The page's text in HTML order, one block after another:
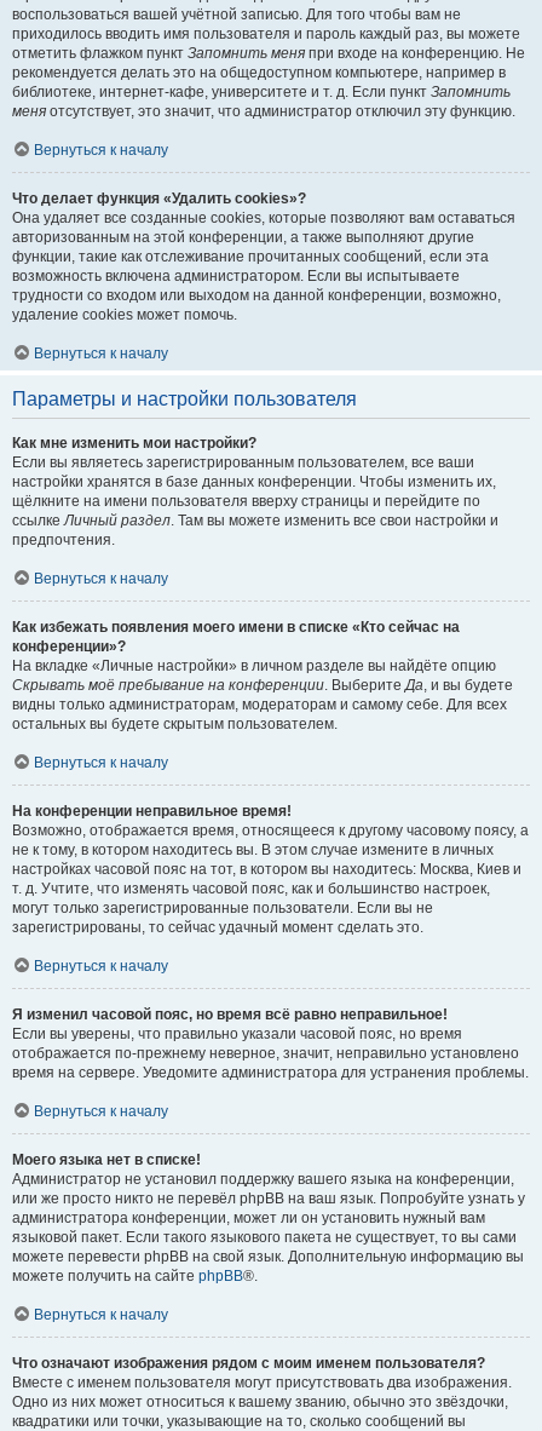
воспользоваться вашей учётной записью. Для того чтобы вам не
приходилось вводить имя пользователя и пароль каждый раз, вы можете
отметить флажком пункт Запомнить меня при входе на конференцию. Не
рекомендуется делать это на общедоступном компьютере, например в
библиотеке, интернет-кафе, университете и т. д. Если пункт Запомнить
меня отсутствует, это значит, что администратор отключил эту функцию.
Вернуться к началу
Что делает функция «Удалить cookies»?
Она удаляет все созданные cookies, которые позволяют вам оставаться
авторизованным на этой конференции, а также выполняют другие
функции, такие как отслеживание прочитанных сообщений, если эта
возможность включена администратором. Если вы испытываете
трудности со входом или выходом на данной конференции, возможно,
удаление cookies может помочь.
Вернуться к началу
Параметры и настройки пользователя
Как мне изменить мои настройки?
Если вы являетесь зарегистрированным пользователем, все ваши
настройки хранятся в базе данных конференции. Чтобы изменить их,
щёлкните на имени пользователя вверху страницы и перейдите по
ссылкеЛичный раздел. Там вы можете изменить все свои настройки и
предпочтения.
Вернуться к началу
Как избежать появления моего имени в списке «Кто сейчас на
конференции»?
На вкладке «Личные настройки» в личном разделе вы найдёте опцию
Скрывать моё пребывание на конференции. ВыберитеДа, и вы будете
видны только администраторам, модераторам и самому себе. Для всех
остальных вы будете скрытым пользователем.
Вернуться к началу
На конференции неправильное время!
Возможно, отображается время, относящееся к другому часовому поясу, а
не к тому, в котором находитесь вы. В этом случае измените в личных
настройках часовой пояс на тот, в котором вы находитесь: Москва, Киев и
т. д. Учтите, что изменять часовой пояс, как и большинство настроек,
могут только зарегистрированные пользователи. Если вы не
зарегистрированы, то сейчас удачный момент сделать это.
Вернуться к началу
Я изменил часовой пояс, но время всё равно неправильное!
Если вы уверены, что правильно указали часовой пояс, но время
отображается по-прежнему неверное, значит, неправильно установлено
время на сервере. Уведомите администратора для устранения проблемы.
Вернуться к началу
Моего языка нет в списке!
Администратор не установил поддержку вашего языка на конференции,
или же просто никто не перевёл phpBB на ваш язык. Попробуйте узнать у
администратора конференции, может ли он установить нужный вам
языковой пакет. Если такого языкового пакета не существует, то вы сами
можете перевести phpBB на свой язык. Дополнительную информацию вы
можете получить на сайте phpBB®.
Вернуться к началу
Что означают изображения рядом с моим именем пользователя?
Вместе с именем пользователя могут присутствовать два изображения.
Одно из них может относиться к вашему званию, обычно это звёздочки,
квадратики или точки, указывающие на то, сколько сообщений вы